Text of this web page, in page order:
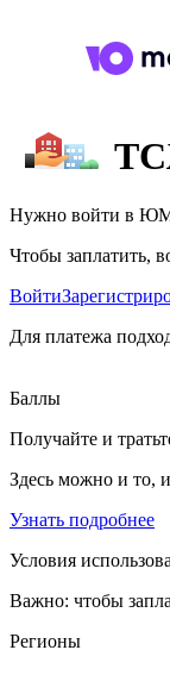
Нужно войти в
Чтобы заплатить,
Войти
Для платежа
Баллы
Получайте и
Здесь можно и то,
Узнать подробнее
Условия
Важно: чтобы
Регионы